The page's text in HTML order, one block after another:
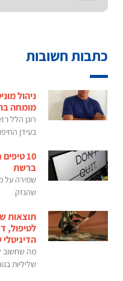
כתבות חשובות
ניהול
מומחה
בעידן
10
ברשת
שמירה על
שהנזק
תוצאות
לטיפול,
מה שחשוב
שליליות